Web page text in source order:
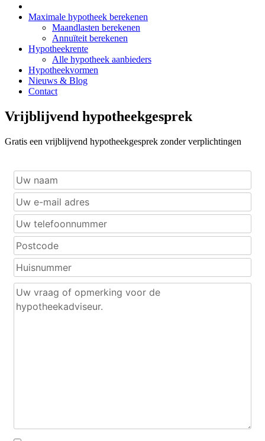
Maximale hypotheek berekenen
Maandlasten berekenen
Annuïteit berekenen
Hypotheekrente
Alle hypotheek aanbieders
Hypotheekvormen
Nieuws & Blog
Contact
Vrijblijvend hypotheekgesprek
Gratis een vrijblijvend hypotheekgesprek zonder verplichtingen